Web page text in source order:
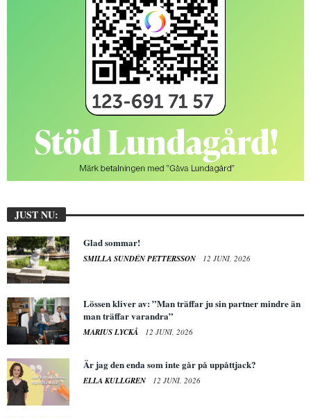
JUST NU:
Glad sommar!
SMILLA SUNDÉN PETTERSSON 12 JUNI, 2026
Lössen kliver av: ”Man träffar ju sin partner mindre än
man träffar varandra”
MARIUS LYCKÅ 12 JUNI, 2026
Är jag den enda som inte går på uppåttjack?
ELLA KULLGREN 12 JUNI, 2026